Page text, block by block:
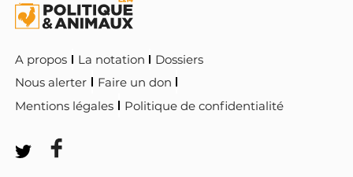
A propos La notation
Dossiers
Nous alerter
Faire un don
Mentions légales
Politique de confidentialité